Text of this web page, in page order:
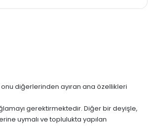
onu diğerlerinden ayıran ana özellikleri
gerektirmektedir. Diğer bir deyişle,
uymalı ve toplulukta yapılan